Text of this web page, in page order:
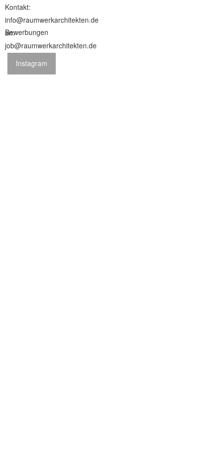
Kontakt:
info@raumwerkarchitekten.de
Bewerbungen an:
job@raumwerkarchitekten.de
Instagram